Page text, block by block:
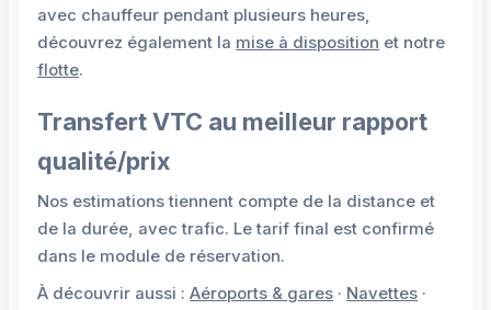
avec chauffeur pendant plusieurs heures,
découvrez également la mise à disposition et notre
flotte.
Transfert VTC au meilleur rapport
qualité/prix
Nos estimations tiennent compte de la distance et
de la durée, avec trafic. Le tarif final est confirmé
dans le module de réservation.
À découvrir aussi :Aéroports & gares · Navettes ·